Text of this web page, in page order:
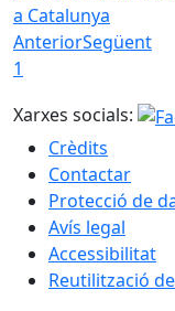
a Catalunya
AnteriorSegüent
1
Xarxes socials:
Crèdits
Contactar
Protecció de
Avís legal
Accessibilitat
Reutilització